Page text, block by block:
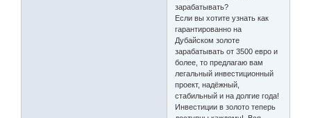
зарабатывать?
Если вы хотите узнать как
гарантированно на
Дубайском золоте
зарабатывать от 3500 евро и
более, то предлагаю вам
легальный инвестиционный
проект, надёжный,
стабильный и на долгие года!
Инвестиции в золото теперь